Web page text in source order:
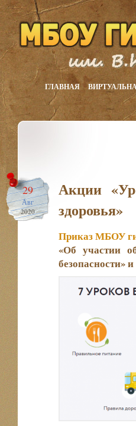
ГЛАВНАЯ
29
Авг
2020
Акции
здоровья»
Приказ МБОУ
«Об участии
безопасности»